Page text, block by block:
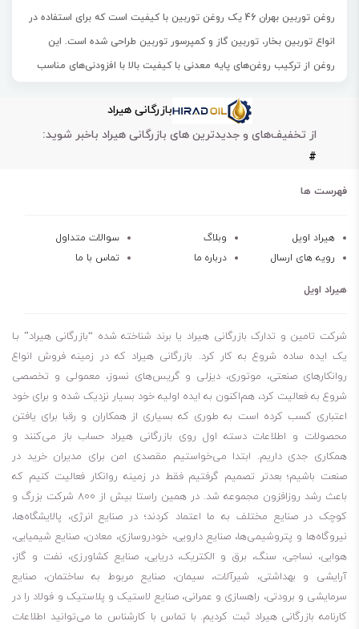
روغن توربین بهران 46 یک روغن توربین با کیفیت است که برای استفاده در
انواع توربین‌ بخار، توربین گاز و کمپرسور توربین طراحی شده است. این
روغن از ترکیب روغن‌های پایه معدنی با کیفیت بالا با افزودنی‌های مناسب
می‌آید. این روغن عمدتاً در یاتاقان‌ها و چرخ‌دنده‌های توربین‌های بخار،
توربین‌های گاز و توربین‌های آبی استفاده می‌شود.
از جمله کمپرسورهای بخار، گاز و توربو برای انتقال انرژی مکانیکی از یک
روغن خاصیت جداسازی آب عالی آن است که آن را به گزینه‌ای ایده‌آل برای
استفاده در محیط‌هایی که آلودگی آب نگران‌کننده است، تبدیل می‌کند.
محافظت عالی از ماشین‌آلات داشته باشد.
یکروغن صنعتیبا کیفیت و عملکرد عالی
تولیدشده از ترکیب روغن پایه مرغوب معدنی و مواد افزودنی مناسب توسط
شرکت نفت بهران
مخصوص روانکاری انواع توربین‌ بخار، گاز و توربو کمپرسور
استفاده جهت هدایت انتقال انرژی مکانیکی از یک محیط کاری به دستگاه
علاوه بر روانکاری، دارای خاصیت جداسازی خوب از آب است.
چندین شرکت معتبر از جمله آلستوم سوئیس، آنسالدو ایتالیا، الین اتریش
و زیمنس آلمان، این
روغن توربین بهران
را برای استفاده در ماشین‌آلات
تایید کرده‌اند. این امر، گواهی بر کیفیت و قابلیت اطمینان بالای این محصول
است. شرکت‌ها در صنایع مختلف می‌توانند از استفاده از روغن توربین بهران
۴۶ بهره‌مند شوند، زیرا پایداری حرارتی و اکسیداسیون عالی، محافظت در برابر
بازرگانی هیراد
از تخفیف‌های و جدیدترین های بازرگانی هیراد باخبر شوید:
#
فهرست ها
هیراد اویل وبلاگ
سوالات متداول
رویه های ارسال
درباره ما تماس با ما
هیراد اویل
شرکت تامین و تدارک بازرگانی هیراد یا برند شناخته شده “بازرگانی هیراد” بـا
یک ایده ساده شروع به کار کرد. بازرگانی هیراد که در زمینه فروش انواع
روانکارهای صنعتی، موتوری، دیزلی و گریس‌های نسوز، معمولی و تخصصی
شروع به فعالیت کرد، هم‌اکنون به ایده اولیه خود بسیار نزدیک شده و برای خود
اعتباری کسب کرده است به طوری که بسیاری از همکاران و رقبا برای یافتن
محصولات و اطلاعات دسته اول روی بازرگانی هیراد حساب باز می‌کنند و
همکاری جدی داریم. ابتدا می‌خواستیم مقصدی امن برای مدیران خرید در
صنعت باشیم؛ بعدتر تصمیم گرفتیم فقط در زمینه روانکار فعالیت کنیم که
باعث رشد روزافزون مجموعه شد. در همین راستا بیش از 800 شرکت بزرگ و
کوچک در صنایع مختلف به ما اعتماد کردند؛ در صنایع انرژی، پالایشگاه‌ها،
نیروگاه‌ها و پتروشیمی‌ها، صنایع دارویی، خودروسازی، معادن، صنایع شیمیایی،
هوایی، نساجی، سنگ، برق و الکتریک، دریایی، صنایع کشاورزی، نفت و گاز،
آرایشی و بهداشتی، شیرآلات، سیمان، صنایع مربوط به ساختمان، صنایع
سرمایشی و برودتی، راهسازی و عمرانی، صنایع لاستیک و پلاستیک و فولاد را در
کارنامه بازرگانی هیراد ثبت کردیم. با تماس با کارشناس ما می‌توانید اطلاعات